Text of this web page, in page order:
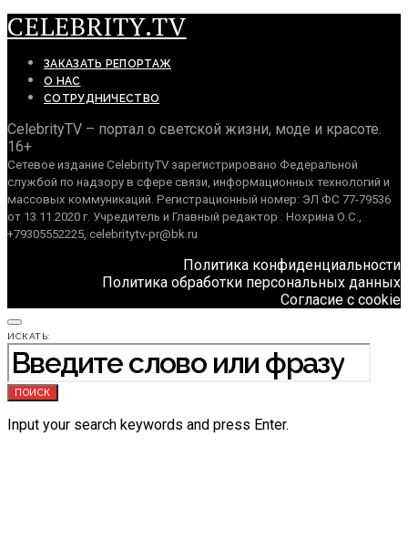
CELEBRITY.TV
ЗАКАЗАТЬ РЕПОРТАЖ
О НАС
СОТРУДНИЧЕСТВО
CelebrityTV – портал о светской жизни, моде и красоте.
16+
Сетевое издание CelebrityTV зарегистрировано Федеральной
службой по надзору в сфере связи, информационных технологий и
массовых коммуникаций. Регистрационный номер: ЭЛ ФС 77-79536
от 13.11.2020 г. Учредитель и Главный редактор : Нохрина О.С.,
+79305552225, celebritytv-pr@bk.ru
Политика конфиденциальности
Политика обработки персональных данных
Согласие с cookie
ИСКАТЬ:
ПОИСК
Input your search keywords and press Enter.